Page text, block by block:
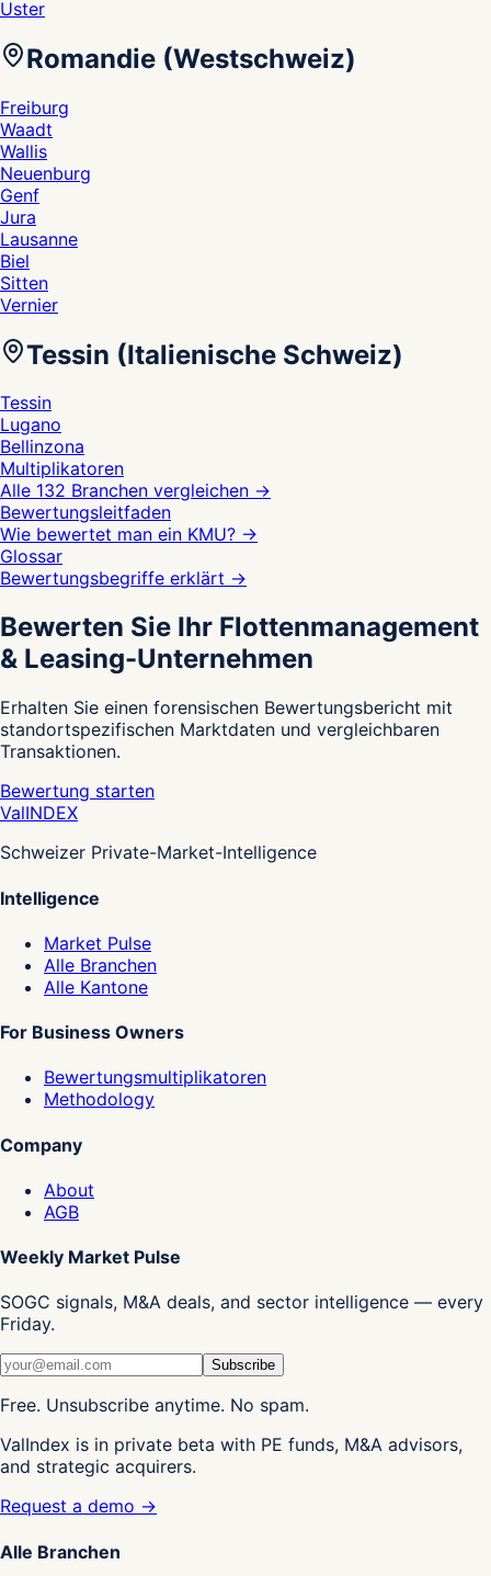
Uster
Romandie (Westschweiz)
Freiburg
Waadt
Wallis
Neuenburg
Genf
Jura
Lausanne
Biel
Sitten
Vernier
Tessin (Italienische Schweiz)
Tessin
Lugano
Bellinzona
Multiplikatoren
Alle 132 Branchen vergleichen →
Bewertungsleitfaden
Wie bewertet man ein KMU? →
Glossar
Bewertungsbegriffe erklärt →
Bewerten Sie Ihr Flottenmanagement
& Leasing-Unternehmen
Erhalten Sie einen forensischen Bewertungsbericht mit
standortspezifischen Marktdaten und vergleichbaren
Transaktionen.
Bewertung starten
ValINDEX
Schweizer Private-Market-Intelligence
Intelligence
Market Pulse
Alle Branchen
Alle Kantone
For Business Owners
Bewertungsmultiplikatoren
Methodology
Company
About
AGB
Weekly Market Pulse
SOGC signals, M&A deals, and sector intelligence — every
Friday.
Subscribe
Free. Unsubscribe anytime. No spam.
ValIndex is in private beta with PE funds, M&A advisors,
and strategic acquirers.
Request a demo →
Alle Branchen